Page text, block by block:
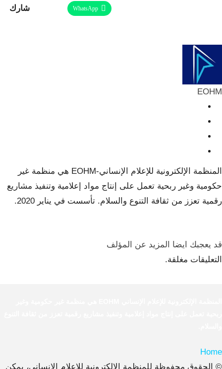
شارك
WhatsApp
EOHM
المنظمة الإلكترونية للإعلام الإنساني-EOHM هي منظمة غير
حكومية وغير ربحية تعمل على إنتاج مواد إعلامية وتنفيذ مشاريع
رقمية تعزز من ثقافة التنوع والسلام. تأسست في يناير 2020.
قد يعجبك ايضا
المزيد عن المؤلف
التعليقات مغلقة.
Home
© الحقوق محفوظة للمنظمة الإلكترونية للإعلام الإنساني، يمكن